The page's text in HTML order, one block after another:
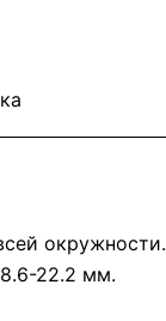
окружности.
22.2 мм.